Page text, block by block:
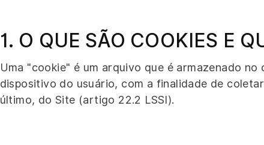
1. O QUE SÃO COOKIES E
Uma "cookie" é um arquivo que é armazenado
dispositivo do usuário, com a finalidade de
último, do Site (artigo 22.2 LSSI).